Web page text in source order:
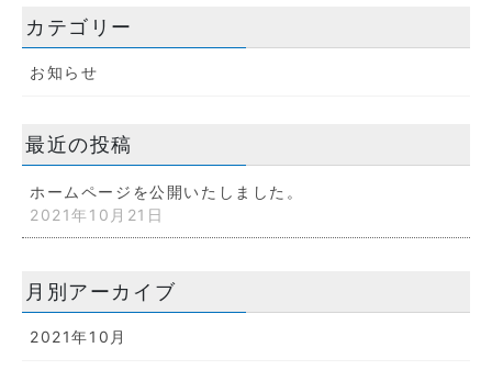
カテゴリー
お知らせ
最近の投稿
ホームページを公開いたしました。
2021年10月21日
月別アーカイブ
2021年10月